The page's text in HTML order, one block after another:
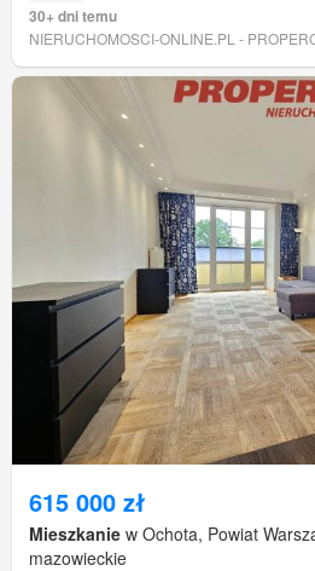
30+ dni temu
615 000 zł
Mieszkanie w Ochota, Powiat
mazowieckie